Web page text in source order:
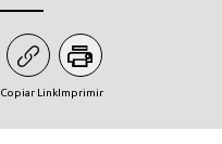
Copiar LinkImprimir